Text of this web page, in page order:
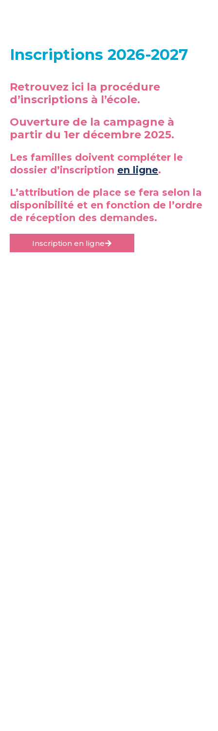
Inscriptions 2026-2027
Retrouvez ici la procédure
d’inscriptions à l’école.
Ouverture de la campagne à
partir du 1er décembre 2025.
Les familles doivent compléter le
dossier d’inscription en ligne.
L’attribution de place se fera selon la
disponibilité et en fonction de l’ordre
de réception des demandes.
Inscription en ligne